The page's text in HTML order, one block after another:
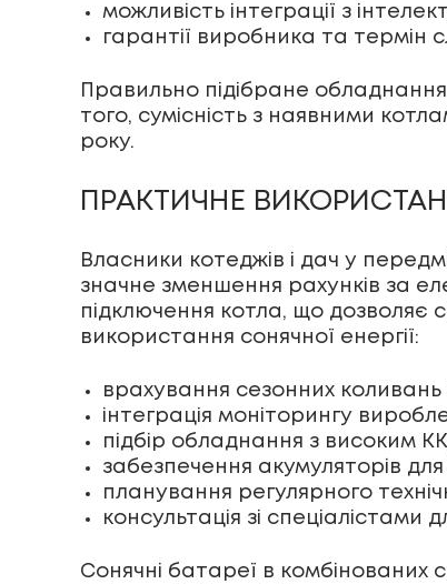
можливість інтеграції з
гарантії виробника та термін
Правильно підібране
того, сумісність з наявними
року.
ПРАКТИЧНЕ
Власники котеджів і дач у
значне зменшення рахунків за
підключення котла, що дозволяє
використання сонячної енергії:
врахування сезонних
інтеграція моніторингу
підбір обладнання з високим
забезпечення акумуляторів
планування регулярного
консультація зі спеціалістами
Сонячні батареї в комбінованих